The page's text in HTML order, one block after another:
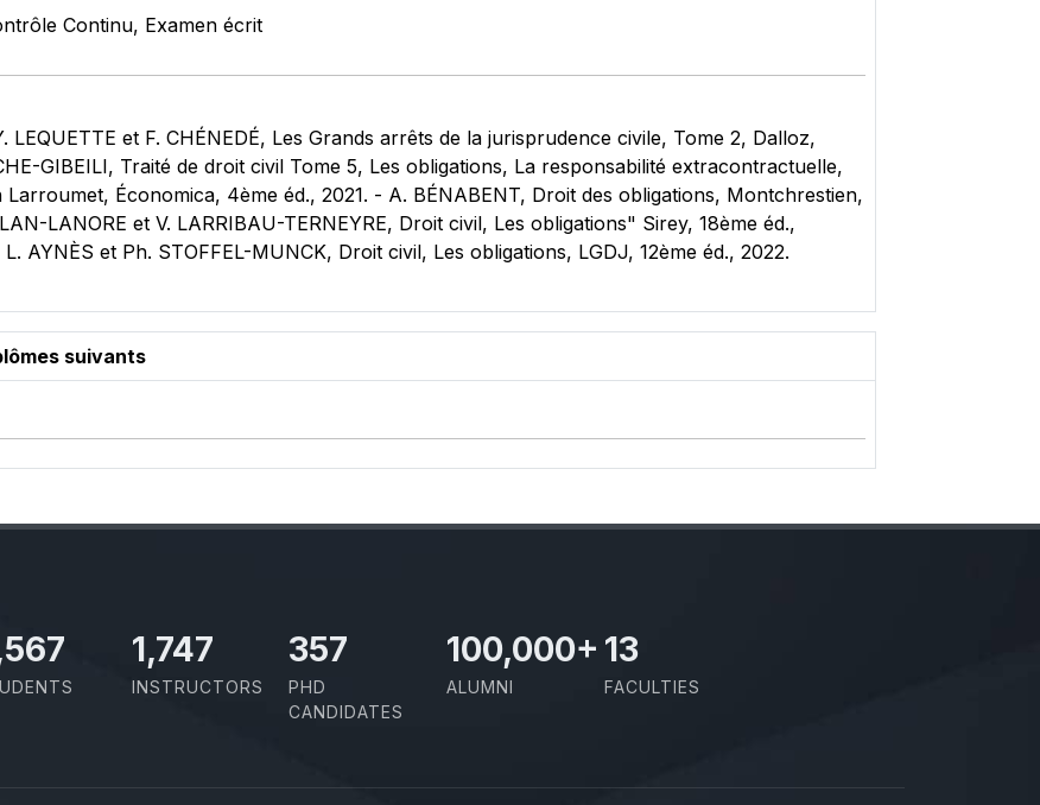
Continu, Examen écrit
LEQUETTE et F. CHÉNEDÉ, Les Grands arrêts de la jurisprudence civile, Tome 2, Dalloz,
GIBEILI, Traité de droit civil Tome 5, Les obligations, La responsabilité extracontractuelle,
Économica, 4ème éd., 2021. - A. BÉNABENT, Droit des obligations, Montchrestien,
LANORE et V. LARRIBAU-TERNEYRE, Droit civil, Les obligations" Sirey, 18ème éd.,
AYNÈS et Ph. STOFFEL-MUNCK, Droit civil, Les obligations, LGDJ, 12ème éd., 2022.
suivants
1,973
INSTRUCTORS
403
PHD
CANDIDATES
100,000+
ALUMNI
13
FACULTIES